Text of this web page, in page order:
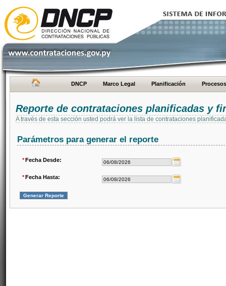
DNCP Marco Legal Planificación Procesos
Reporte de contrataciones planificadas y
A través de esta sección usted podrá ver la lista de contrataciones
Parámetros para generar el reporte
*Fecha Desde:
*Fecha Hasta: